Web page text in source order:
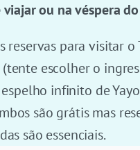
ou na véspera
reservas para visitar o
escolher o
infinito de
são grátis mas
são essenciais.